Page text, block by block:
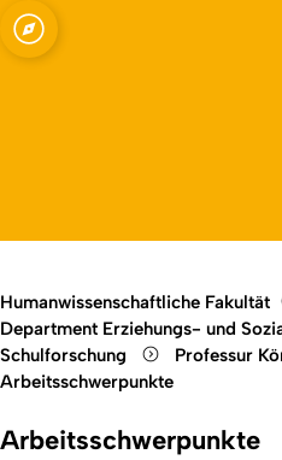
-
mit dem
Open quicklink menu
Humanwissenschaftliche Fakultät
Department Erziehungs- und
Schulforschung
Professur
Arbeitsschwerpunkte
Arbeitsschwerpunkte